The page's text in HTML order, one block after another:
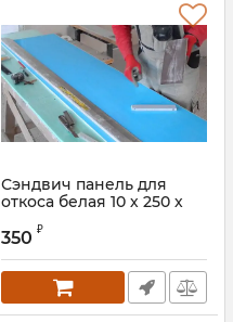
Сэндвич панель для
откоса белая 10 х 250 х
350 ₽